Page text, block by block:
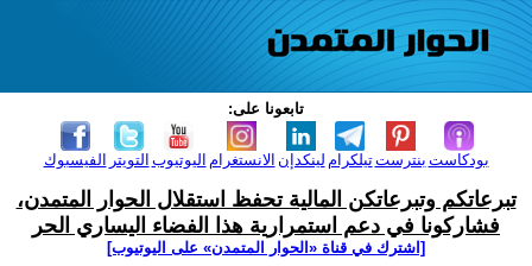
تابعونا على:
الفيسبوك التويتر اليوتيوب الانستغرام لينكدإن تيلكرامبنترست بودكاست
تبرعاتكم وتبرعاتكن المالية تحفظ استقلال الحوار المتمدن،
فشاركونا في دعم استمرارية هذا الفضاء اليساري الحر
[اشترك في قناة ‫«الحوار المتمدن» على اليوتيوب]